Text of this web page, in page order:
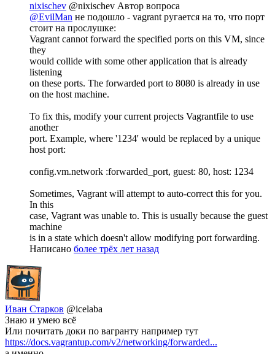
nixischev @nixischev Автор вопроса
@EvilMan не подошло - vagrant ругается на то, что порт
стоит на прослушке:
Vagrant cannot forward the specified ports on this VM, since
they
would collide with some other application that is already
listening
on these ports. The forwarded port to 8080 is already in use
on the host machine.
To fix this, modify your current projects Vagrantfile to use
another
port. Example, where '1234' would be replaced by a unique
host port:
config.vm.network :forwarded_port, guest: 80, host: 1234
Sometimes, Vagrant will attempt to auto-correct this for you.
In this
case, Vagrant was unable to. This is usually because the guest
machine
is in a state which doesn't allow modifying port forwarding.
Написано более трёх лет назад
Иван Старков @icelaba
Знаю и умею всё
Или почитать доки по вагранту например тут
https://docs.vagrantup.com/v2/networking/forwarded...